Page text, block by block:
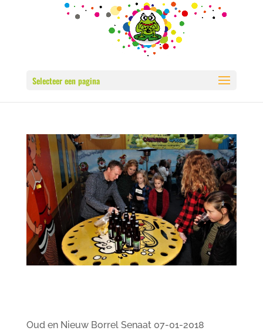
Selecteer een pagina
Oud en Nieuw Borrel Senaat 07-01-2018